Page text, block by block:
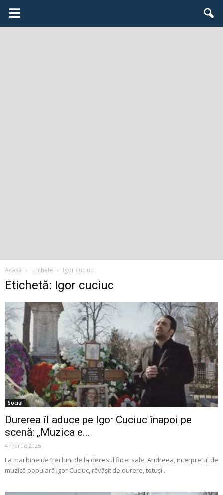
Acasă Etichete Igor cuciuc
Etichetă: Igor cuciuc
Social
Durerea îl aduce pe Igor Cuciuc înapoi pe
scenă: „Muzica e...
4 martie 2025
La mai bine de trei luni de la decesul fiicei sale, Andreea, interpretul de
muzică populară Igor Cuciuc, răvășit de durere, totuși...